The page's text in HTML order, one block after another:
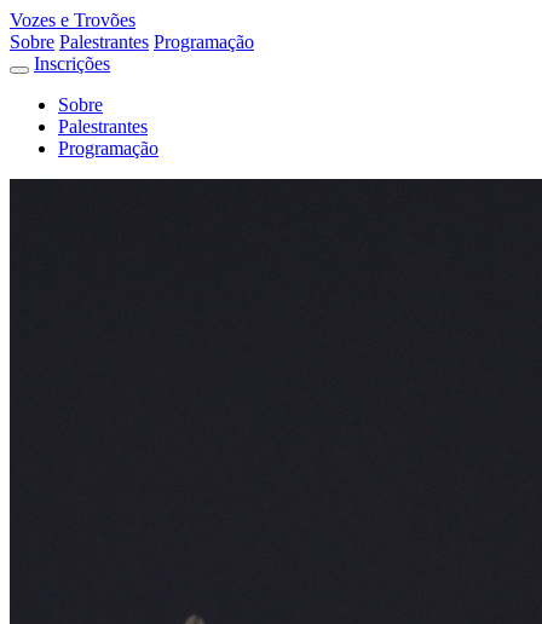
Vozes e Trovões
Sobre Palestrantes Programação
Inscrições
Sobre
Palestrantes
Programação